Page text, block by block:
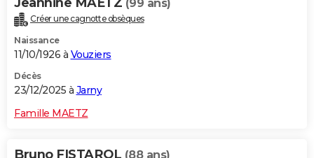
(99 ans)
Créer une cagnotte obsèques
Naissance
11/10/1926 à Vouziers
Décès
23/12/2025 à Jarny
Famille MAETZ
Bruno FISTAROL (88 ans)